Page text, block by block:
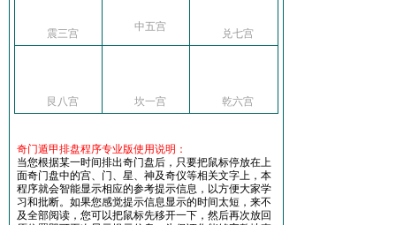
震三宫
中五宫
兑七宫
艮八宫 坎一宫 乾六宫
奇门遁甲排盘程序专业版使用说明：
当您根据某一时间排出奇门盘后，只要把鼠标停放在上
面奇门盘中的宫、门、星、神及奇仪等相关文字上，本
程序就会智能显示相应的参考提示信息，以方便大家学
习和批断。如果您感觉提示信息显示的时间太短，来不
及全部阅读，您可以把鼠标先移开一下，然后再次放回